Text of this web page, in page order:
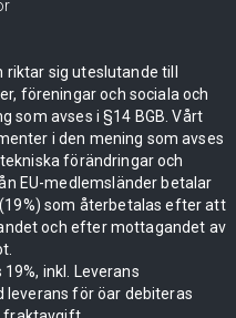
sig uteslutande till
föreningar och sociala och
som avses i §14 BGB. Vårt
i den mening som avses
förändringar och
EU-medlemsländer betalar
som återbetalas efter att
och efter mottagandet av
inkl. Leverans
leverans för öar debiteras